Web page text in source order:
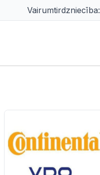
Vairumtirdzniecība: